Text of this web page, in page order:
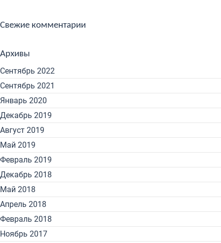
Свежие комментарии
Архивы
Сентябрь 2022
Сентябрь 2021
Январь 2020
Декабрь 2019
Август 2019
Май 2019
Февраль 2019
Декабрь 2018
Май 2018
Апрель 2018
Февраль 2018
Ноябрь 2017